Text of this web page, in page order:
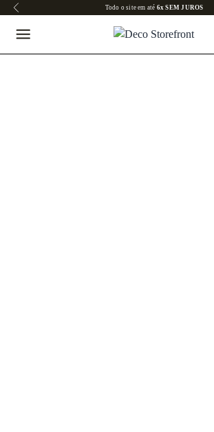
Todo o site em até 6x SEM JUROS